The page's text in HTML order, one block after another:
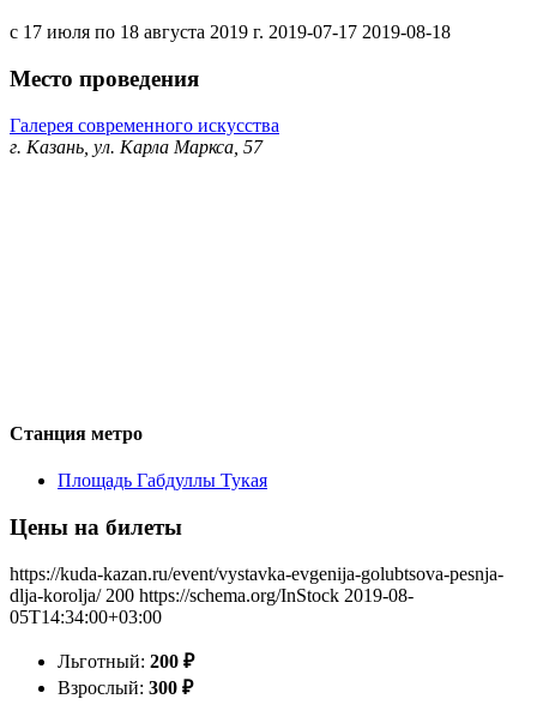
с 17 июля по 18 августа 2019 г. 2019-07-17 2019-08-18
Место проведения
Галерея современного искусства
г. Казань, ул. Карла Маркса, 57
Станция метро
Площадь Габдуллы Тукая
Цены на билеты
https://kuda-kazan.ru/event/vystavka-evgenija-golubtsova-pesnja-
dlja-korolja/ 200 https://schema.org/InStock 2019-08-
05T14:34:00+03:00
Льготный: 200 ₽
Взрослый: 300 ₽